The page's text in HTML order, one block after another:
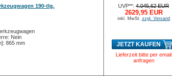
190-tlg.
Nein
865 mm
UVP**: 4.045,62 EUR
2629,95 EUR
inkl. MwSt. zzgl. Versand
JETZT KAUFEN
Lieferzeit bitte per email
anfragen